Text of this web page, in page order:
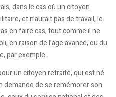
dans le cas où un citoyen
et n’aurait pas de travail, le
en faire cas, tout comme il ne
en raison de l’âge avancé, ou du
par exemple.
un citoyen retraité, qui est né
demande de se remémorer son